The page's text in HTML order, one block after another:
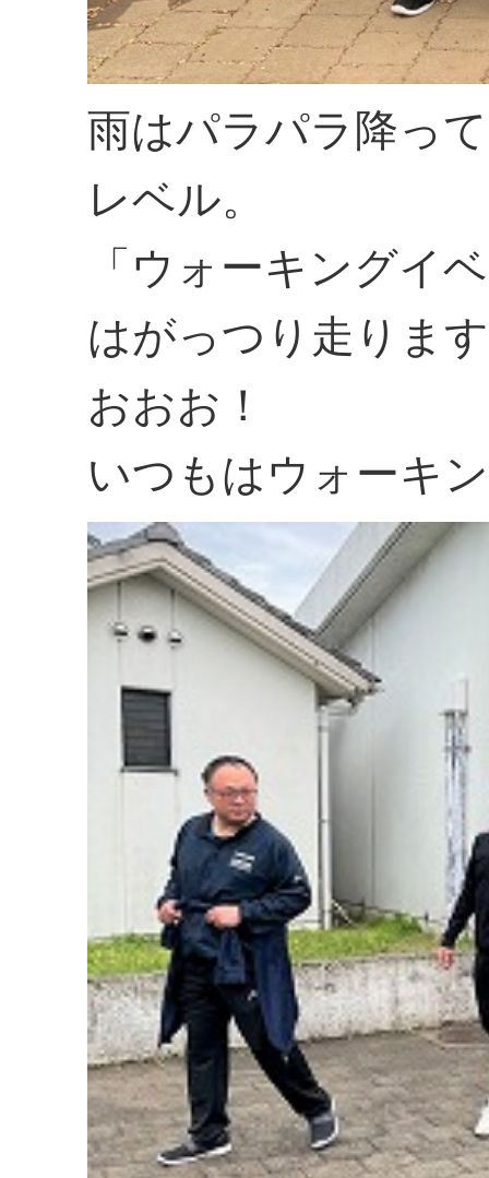
雨はパラパラ降っ
レベル。
「ウォーキングイ
はがっつり走りま
おおお！
いつもはウォーキ